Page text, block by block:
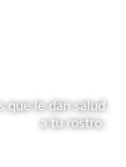
que le dan salud
a tu rostro.